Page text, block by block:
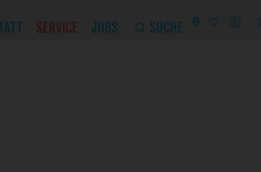
SERVICE JOBS SUCHE